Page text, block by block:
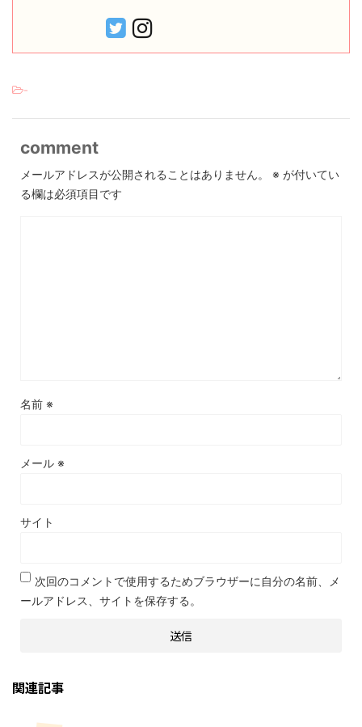
-
comment
メールアドレスが公開されることはありません。 ※ が付いてい
る欄は必須項目です
名前 ※
メール ※
サイト
次回のコメントで使用するためブラウザーに自分の名前、メ
ールアドレス、サイトを保存する。
関連記事